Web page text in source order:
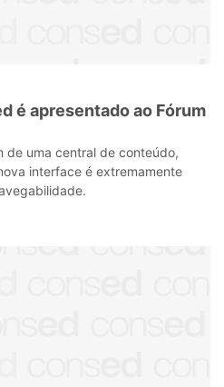
é apresentado ao Fórum
de uma central de conteúdo,
interface é extremamente